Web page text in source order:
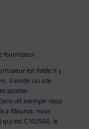
fournisseur.
est fiable il y
il existe un site
sociétés :
cet exemple nous
à Maurice, nous
qui est C102568, le